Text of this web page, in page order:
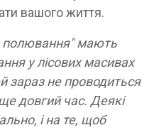
вашого життя.
полювання" мають
у лісових масивах
зараз не проводиться
довгий час. Деякі
і на те, щоб